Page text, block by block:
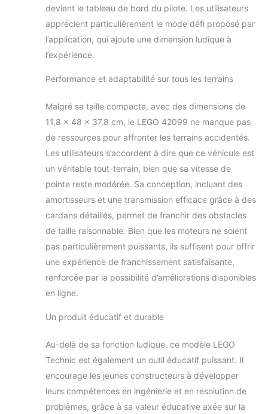
découvrir aux constructeurs LEGO des
notions d'ingénierie avancées, tout en
améliorant leur temps de réaction, leur
pensée cognitive et leur habilité à
résoudre des problèmes.
devient le tableau de bord du pilote. Les utilisateurs
apprécient particulièrement le mode défi proposé par
l’application, qui ajoute une dimension ludique à
l’expérience.
Performance et adaptabilité sur tous les terrains
Malgré sa taille compacte, avec des dimensions de
11,8 x 48 x 37,8 cm, le LEGO 42099 ne manque pas
de ressources pour affronter les terrains accidentés.
Les utilisateurs s’accordent à dire que ce véhicule est
un véritable tout-terrain, bien que sa vitesse de
pointe reste modérée. Sa conception, incluant des
amortisseurs et une transmission efficace grâce à des
cardans détaillés, permet de franchir des obstacles
de taille raisonnable. Bien que les moteurs ne soient
pas particulièrement puissants, ils suffisent pour offrir
une expérience de franchissement satisfaisante,
renforcée par la possibilité d’améliorations disponibles
en ligne.
Un produit éducatif et durable
Au-delà de sa fonction ludique, ce modèle LEGO
Technic est également un outil éducatif puissant. Il
encourage les jeunes constructeurs à développer
leurs compétences en ingénierie et en résolution de
problèmes, grâce à sa valeur éducative axée sur la